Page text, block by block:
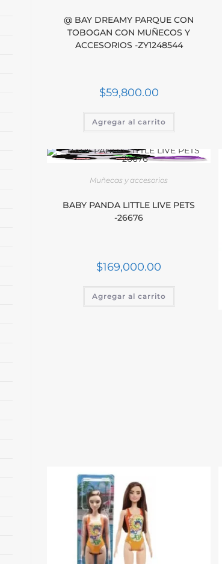
@ BAY DREAMY PARQUE CON
TOBOGAN CON MUÑECOS Y
ACCESORIOS -ZY1248544
$59,800.00
Agregar al carrito
Muñecas y accesorios
BABY PANDA LITTLE LIVE PETS
-26676
$169,000.00
Agregar al carrito